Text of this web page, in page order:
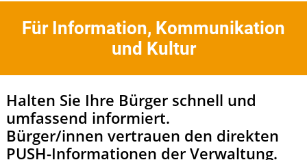
Für Information, Kommunikation
und Kultur
Halten Sie Ihre Bürger schnell und
umfassend informiert.
Bürger/innen vertrauen den direkten
PUSH-Informationen der Verwaltung.